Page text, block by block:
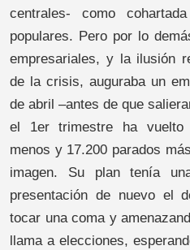
centrales- como
populares. Pero por lo
empresariales, y la ilusión
de la crisis, auguraba un
de abril –antes de que
el 1er trimestre ha vuelto
menos y 17.200 parados
imagen. Su plan tenía
presentación de nuevo el
tocar una coma y
llama a elecciones,